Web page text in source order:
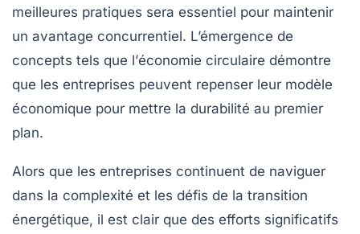
meilleures pratiques sera essentiel pour maintenir
un avantage concurrentiel. L’émergence de
concepts tels que l’économie circulaire démontre
que les entreprises peuvent repenser leur modèle
économique pour mettre la durabilité au premier
plan.
Alors que les entreprises continuent de naviguer
dans la complexité et les défis de la transition
énergétique, il est clair que des efforts significatifs